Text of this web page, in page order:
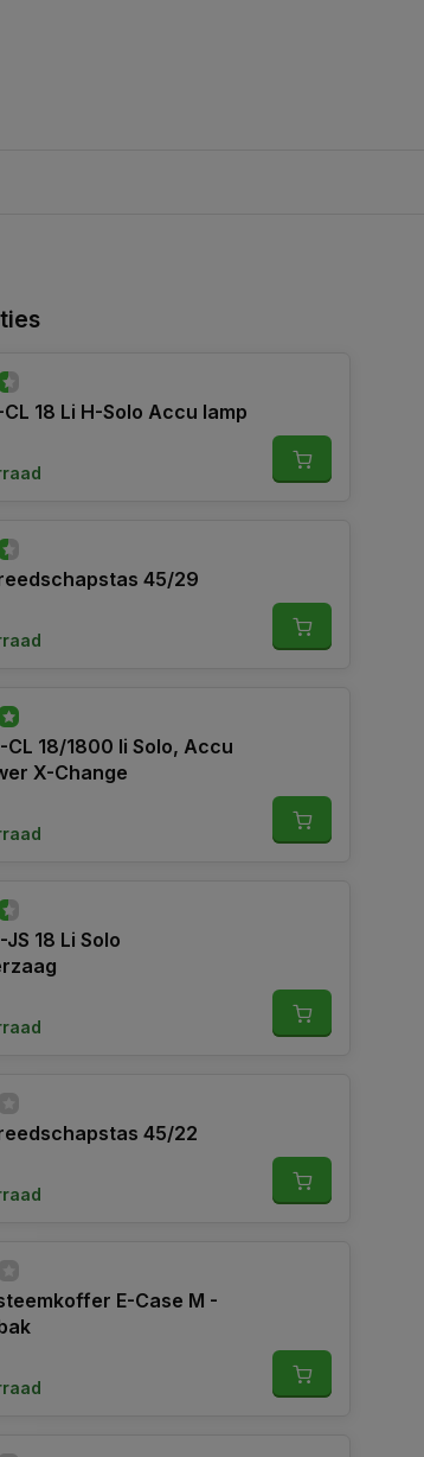
CL 18 Li H-Solo Accu lamp
45/29
CL 18/1800 li Solo, Accu
X-Change
18 Li Solo
45/22
E-Case M -